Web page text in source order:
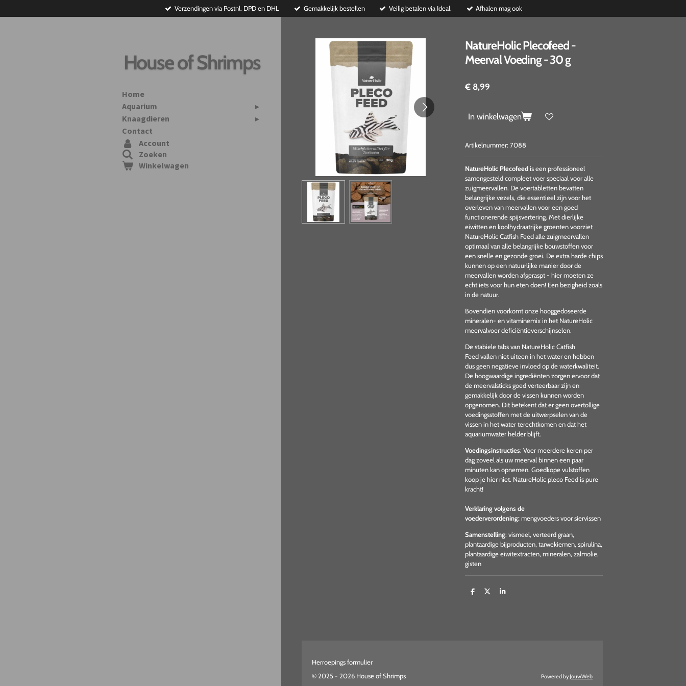
direct
Verzendingen via Postnl. DPD en DHL Gemakkelijk bestellen Veilig betalen via Ideal. Afhalen mag ook
NatureHolic Plecofeed -
Meerval Voeding - 30 g
€ 8,99
In winkelwagen
Artikelnummer: 7088
NatureHolic Plecofeedis een professioneel
samengesteldcompleet voer speciaal voor alle
zuigmeervallen. De voertabletten bevatten
belangrijkevezels, die essentieel zijn voor het
overleven van meervallen voor eengoed
functionerende spijsvertering. Met dierlijke
eiwitten en koolhydraatrijke groenten voorziet
NatureHolic Catfish Feed alle zuigmeervallen
optimaal van alle belangrijkebouwstoffenvoor
een snelle en gezonde groei. De extra harde chips
kunnenop een natuurlijke manier door de
meervallen worden afgeraspt - hier moeten ze
echt iets voor hun eten doen! Een bezigheid zoals
in de natuur.
Bovendien voorkomt onze hooggedoseerde
mineralen- en vitaminemix in het NatureHolic
meervalvoer deficiëntieverschijnselen.
De stabiele tabs van NatureHolic Catfish
Feedvallen niet uiteen in het water en hebben
dus geen negatieve invloed op de waterkwaliteit.
De hoogwaardige ingrediënten zorgen ervoor dat
de meervalsticksgoed verteerbaarzijn en
gemakkelijk door de vissen kunnen worden
opgenomen. Dit betekent dater geen overtollige
voedingsstoffen met de uitwerpselen van de
vissen in het water terechtkomenen dat het
aquariumwater helder blijft.
Voedingsinstructies: Voer meerdere keren per
dag zoveel als uw meerval binnen een paar
minuten kan opnemen. Goedkope vulstoffen
koop je hier niet. NatureHolic pleco Feed is pure
kracht!
Verklaring volgens de
voederverordening:mengvoeders voor siervissen
Samenstelling: vismeel, verteerd graan,
plantaardige bijproducten, tarwekiemen, spirulina,
plantaardige eiwitextracten, mineralen, zalmolie,
gisten
D
D
S
Herroepings formulier
© 2025 - 2026 House of Shrimps
Powered by JouwWeb
House of Shrimps
Home
Aquarium
Knaagdieren
Contact
Account
Zoeken
Winkelwagen